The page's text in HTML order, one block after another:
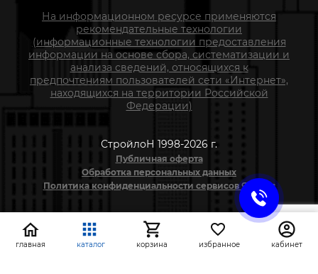
На информационном ресурсе применяются
рекомендательные технологии
(информационные технологии предоставления
информации на основе сбора, систематизации и
анализа сведений, относящихся к
предпочтениям пользователей сети «Интернет»,
находящихся на территории Российской
Федерации)
СтройлоН 1998-2026 г.
Публичная оферта
Обработка персональных данных
Политика конфиденциальности сервисов Яндекс
главная каталог корзина избранное кабинет